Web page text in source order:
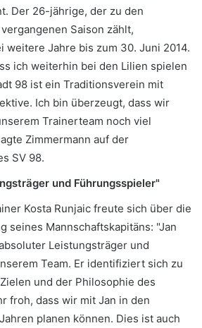
Der 26-jährige, der zu den
Saison zählt,
weitere Jahre bis zum 30. Juni 2014.
ich weiterhin bei den Lilien spielen
98 ist ein Traditionsverein mit
Ich bin überzeugt, dass wir
Trainerteam noch viel
Zimmermann auf der
SV 98.
und Führungsspieler"
Kosta Runjaic freute sich über die
seines Mannschaftskapitäns: "Jan
Leistungsträger und
Team. Er identifiziert sich zu
und der Philosophie des
froh, dass wir mit Jan in den
planen können. Dies ist auch